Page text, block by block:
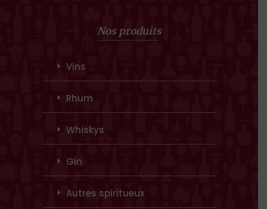
Nos produits
Vins
Rhum
Whiskys
Gin
Autres spiritueux